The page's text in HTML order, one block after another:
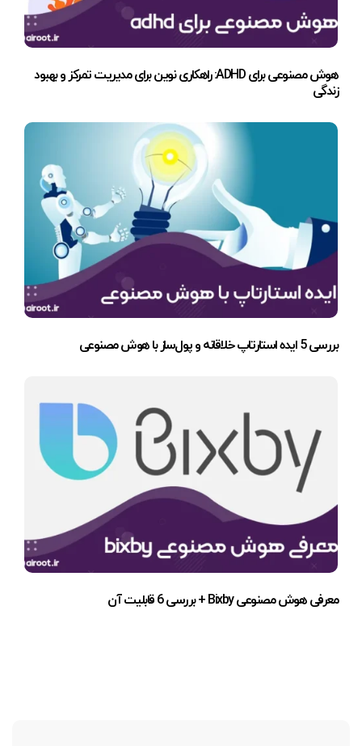
هوش مصنوعی برای ADHD: راهکاری نوین برای مدیریت تمرکز و بهبود
زندگی
بررسی 5 ایده استارتاپ خلاقانه و پول‌ساز با هوش مصنوعی
معرفی هوش مصنوعی Bixby + بررسی 6 قابلیت آن